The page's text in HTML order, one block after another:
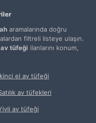
aramalarında doğru
filtreli listeye ulaşın.
av tüfeği ilanlarını konum,
el av tüfeği
av tüfekleri
av tüfeği